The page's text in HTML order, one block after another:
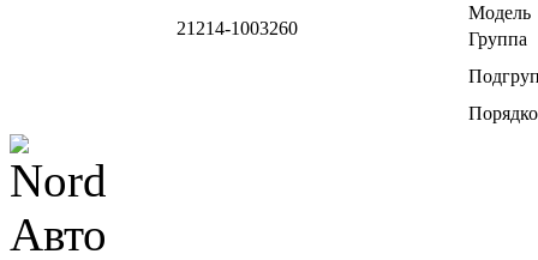
21214-1003260
Модель
Группа